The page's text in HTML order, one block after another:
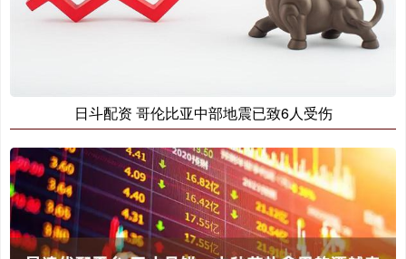
日斗配资 哥伦比亚中部地震已致6人受伤